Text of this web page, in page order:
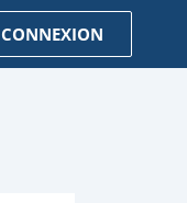
CONNEXION